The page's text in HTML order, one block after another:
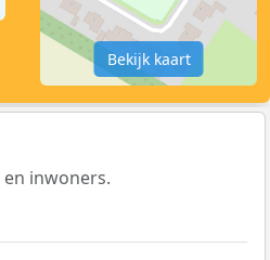
Bekijk kaart
inwoners.